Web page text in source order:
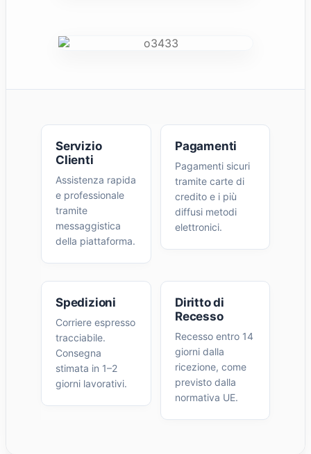
Servizio
Clienti
Assistenza rapida
e professionale
tramite
messaggistica
della piattaforma.
Pagamenti
Pagamenti sicuri
tramite carte di
credito e i più
diffusi metodi
elettronici.
Spedizioni
Corriere espresso
tracciabile.
Consegna
stimata in 1–2
giorni lavorativi.
Diritto di
Recesso
Recesso entro 14
giorni dalla
ricezione, come
previsto dalla
normativa UE.